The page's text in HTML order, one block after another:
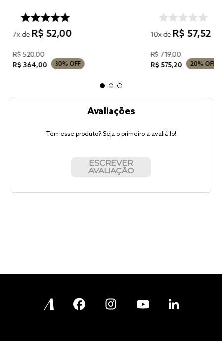
7x de R$ 52,00
R$520,00
R$ 364,00 30% OFF
10x de R$ 57,52
R$719,00
R$575,20 20% OFF
Avaliações
Tem esse produto? Seja o primeiro a avaliá-lo!
ESCREVER
AVALIAÇÃO